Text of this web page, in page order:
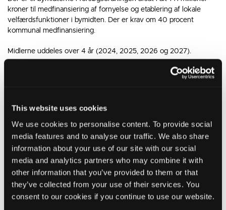
This website uses cookies
We use cookies to personalise content. To provide social
media features and to analyse our traffic. We also share
information about your use of our site with our social
media and analytics partners who may combine it with
other information that you’ve provided to them or that
they’ve collected from your use of their services. You
consent to our cookies if you continue to use our website.
kroner til medfinansiering af fornyelse og etablering af lokale
velfærdsfunktioner i bymidten. Der er krav om 40 procent
kommunal medfinansiering.
Midlerne uddeles over 4 år (2024, 2025, 2026 og 2027).
Ikast-Brande Kommune har som minimum fået tilsagn om
Projektet ”Borger- og bibliotekshuset”
I slutningen af september sendte Ikast en ansøgning til Plan- og
Landdistriktsstyrelsen om at få andel i de midler, der uddeles i
2024.
Følgende er uddrag fra ansøgningen: